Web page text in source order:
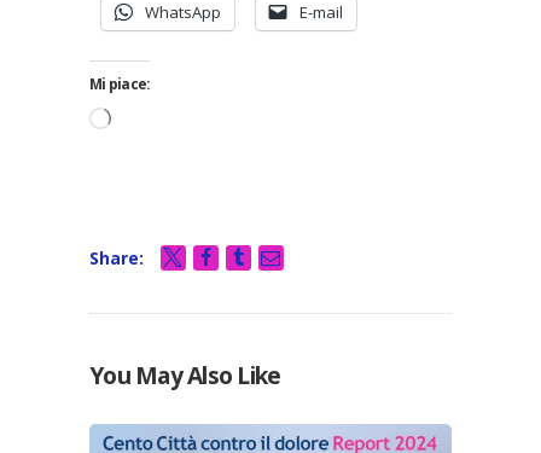
WhatsApp E-mail
Mi piace:
Share:
You May Also Like